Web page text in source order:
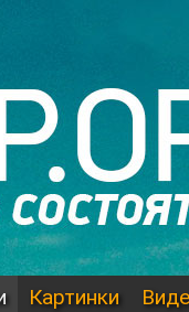
Картинки